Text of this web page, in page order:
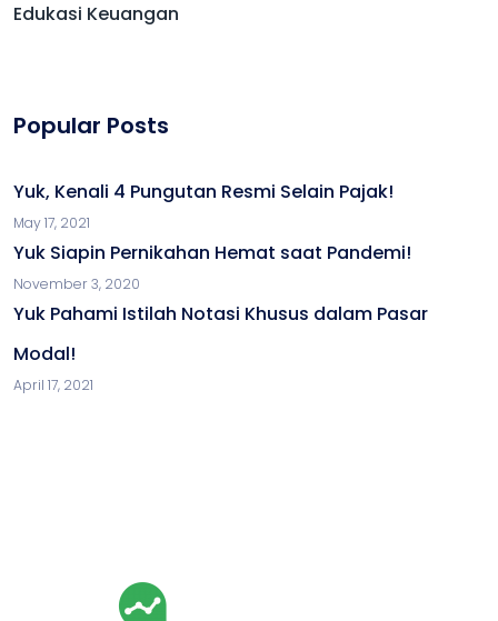
Edukasi Keuangan
Popular Posts
Yuk, Kenali 4 Pungutan Resmi Selain Pajak!
May 17, 2021
Yuk Siapin Pernikahan Hemat saat Pandemi!
November 3, 2020
Yuk Pahami Istilah Notasi Khusus dalam Pasar
Modal!
April 17, 2021